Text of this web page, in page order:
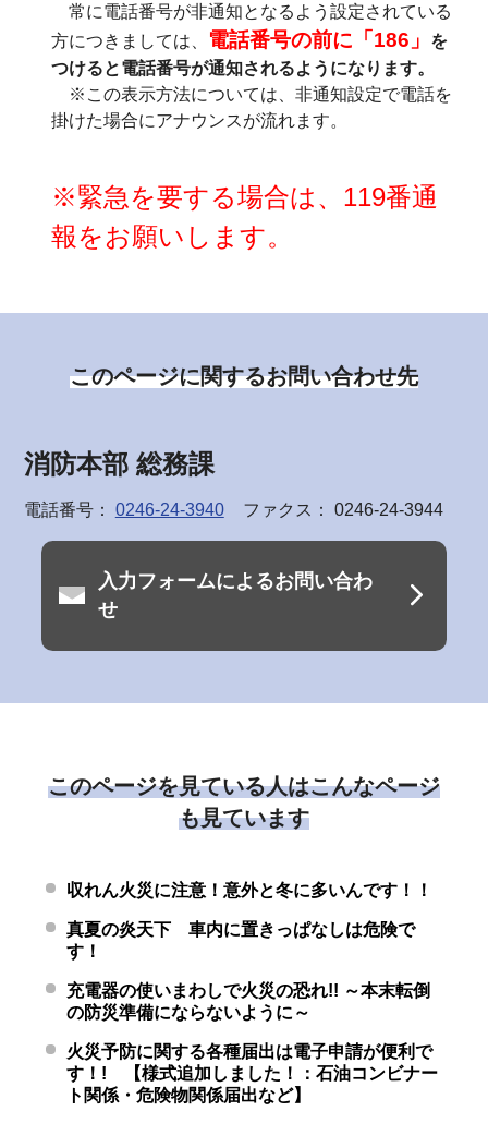
常に電話番号が非通知となるよう設定されている
方につきましては、
電話番号の前に「186」
を
つけると電話番号が通知されるようになります。
※この表示方法については、非通知設定で電話を
掛けた場合にアナウンスが流れます。
※緊急を要する場合は、119番通
報をお願いします。
このページに関するお問い合わせ先
消防本部 総務課
電話番号： 0246-24-3940 ファクス： 0246-24-3944
入力フォームによるお問い合わ
せ
このページを見ている人はこんなページ
も見ています
収れん火災に注意！意外と冬に多いんです！！
真夏の炎天下 車内に置きっぱなしは危険で
す！
充電器の使いまわしで火災の恐れ!! ～本末転倒
の防災準備にならないように～
火災予防に関する各種届出は電子申請が便利で
す！! 【様式追加しました！：石油コンビナー
ト関係・危険物関係届出など】